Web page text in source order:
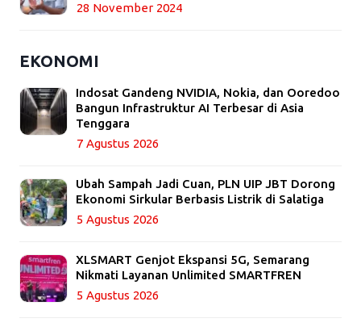
28 November 2024
EKONOMI
Indosat Gandeng NVIDIA, Nokia, dan Ooredoo
Bangun Infrastruktur AI Terbesar di Asia
Tenggara
7 Agustus 2026
Ubah Sampah Jadi Cuan, PLN UIP JBT Dorong
Ekonomi Sirkular Berbasis Listrik di Salatiga
5 Agustus 2026
XLSMART Genjot Ekspansi 5G, Semarang
Nikmati Layanan Unlimited SMARTFREN
5 Agustus 2026